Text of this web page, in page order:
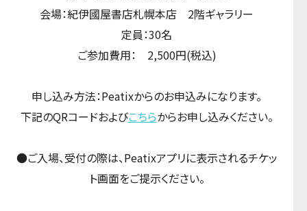
会場：紀伊國屋書店札幌本店 2階ギャラリー
定員：30名
ご参加費用： 2,500円(税込)
申し込み方法：Peatixからのお申込みになります。
下記のQRコードおよびこちらからお申し込みください。
●ご入場、受付の際は、Peatixアプリに表示されるチケッ
ト画面をご提示ください。